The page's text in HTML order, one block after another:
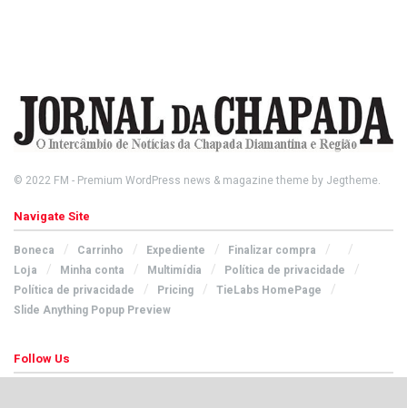
© 2022 FM - Premium WordPress news & magazine theme by Jegtheme.
Navigate Site
Boneca Carrinho Expediente
Finalizar compra
Loja
Minha conta Multimídia
Política de privacidade
Política de privacidade
Pricing
TieLabs HomePage
Slide Anything Popup Preview
Follow Us